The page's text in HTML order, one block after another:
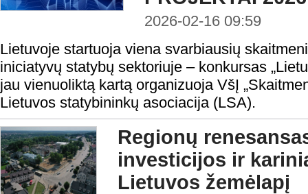
2026-02-16 09:59
Lietuvoje startuoja viena svarbiausių
iniciatyvų statybų sektoriuje – konkursas
jau vienuoliktą kartą organizuoja VšĮ
Lietuvos statybininkų asociacija (LSA).
Regionų
investicijos ir
Lietuvos žemėlapį